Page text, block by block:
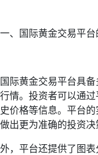
一、国际黄金交易平
国际黄金交易平台具
行情。投资者可以通
史价格等信息。平台
做出更为准确的投资
外，平台还提供了图